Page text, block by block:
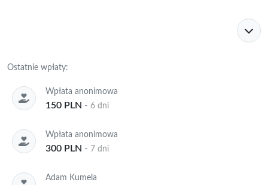
Ostatnie wpłaty:
Wpłata anonimowa
150 PLN - 6 dni
Wpłata anonimowa
300 PLN - 7 dni
Adam Kumela